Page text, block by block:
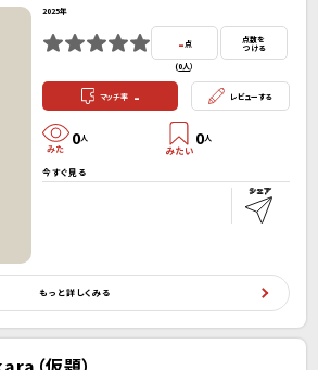
2025年
- 点
(0人）
点数を
つける
マッチ率 - レビューする
0人 0人
今すぐ見る
もっと詳しくみる